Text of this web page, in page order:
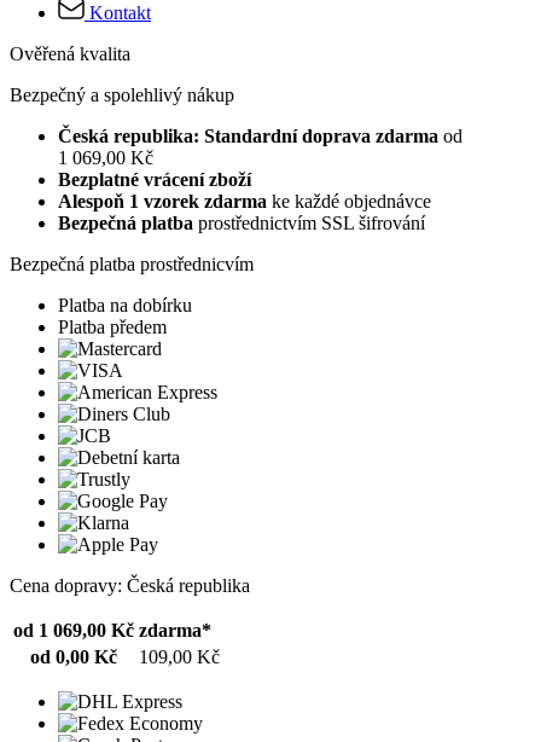
Kontakt
Ověřená kvalita
Bezpečný a spolehlivý nákup
Česká republika: Standardní doprava zdarma od
1 069,00 Kč
Bezplatné vrácení zboží
Alespoň 1 vzorek zdarma ke každé objednávce
Bezpečná platba prostřednictvím SSL šifrování
Bezpečná platba prostřednicvím
Platba na dobírku
Platba předem
Cena dopravy: Česká republika
od 1 069,00 Kč zdarma*
od 0,00 Kč
109,00 Kč